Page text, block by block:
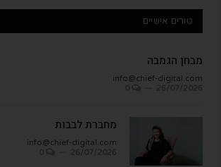
טורים אישיים
מבחן הגמבה
info@chief-digital.com
מחברת לבבות
info@chief-digital.com